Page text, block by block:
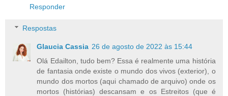
Responder
Respostas
Glaucia Cassia 26 de agosto de 2022 às 15:44
Olá Edailton, tudo bem? Essa é realmente uma história
de fantasia onde existe o mundo dos vivos (exterior), o
mundo dos mortos (aqui chamado de arquivo) onde os
mortos (histórias) descansam e os Estreitos (que é